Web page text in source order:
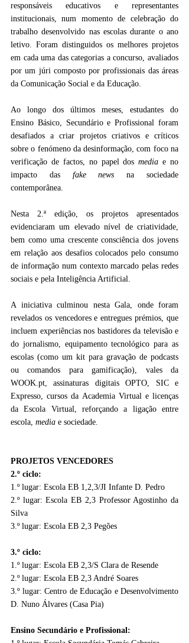
responsáveis educativos e representantes
institucionais, num momento de celebração do
trabalho desenvolvido nas escolas durante o ano
letivo. Foram distinguidos os melhores projetos
em cada uma das categorias a concurso, avaliados
por um júri composto por profissionais das áreas
da Comunicação Social e da Educação.
Ao longo dos últimos meses, estudantes do
Ensino Básico, Secundário e Profissional foram
desafiados a criar projetos criativos e críticos
sobre o fenómeno da desinformação, com foco na
verificação de factos, no papel dos media e no
impacto das fake news na sociedade
contemporânea.
Nesta 2.ª edição, os projetos apresentados
evidenciaram um elevado nível de criatividade,
bem como uma crescente consciência dos jovens
em relação aos desafios colocados pelo consumo
de informação num contexto marcado pelas redes
sociais e pela Inteligência Artificial.
A iniciativa culminou nesta Gala, onde foram
revelados os vencedores e entregues prémios, que
incluem experiências nos bastidores da televisão e
do jornalismo, equipamento tecnológico para as
escolas (como um kit para gravação de podcasts
WOOK.pt , assinaturas digitais OPTO, SIC e
Expresso, cursos da Academia Virtual e licenças
da Escola Virtual, reforçando a ligação entre
escola, media e sociedade.
PROJETOS VENCEDORES
2.º ciclo:
1.º lugar: Escola EB 1,2,3/JI Infante D. Pedro
2.º lugar: Escola EB 2,3 Professor Agostinho da
Silva
3.º lugar: Escola EB 2,3 Pegões
3.º ciclo:
1.º lugar: Escola EB 2,3/S Clara de Resende
2.º lugar: Escola EB 2,3 André Soares
3.º lugar: Centro de Educação e Desenvolvimento
D. Nuno Álvares (Casa Pia)
Ensino Secundário e Profissional: